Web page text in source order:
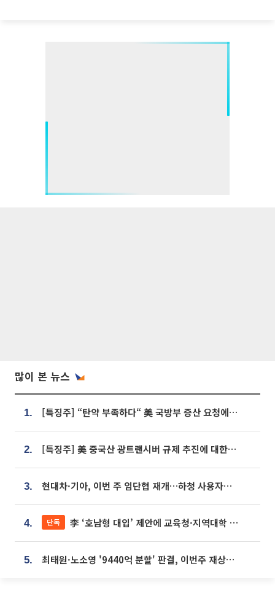
많이 본 뉴스
1. [특징주] “탄약 부족하다“ 美 국방부 증산 요청에⋯국내 방산주 급등세
2. [특징주] 美 중국산 광트랜시버 규제 추진에 대한광통신 등 광통신株 강세
3. 현대차·기아, 이번 주 임단협 재개…하청 사용자성 재심도 ‘변수’
4. 단독 李 ‘호남형 대입’ 제안에 교육청·지역대학 서·논술형 입시 연계 '착수'
5. 최태원·노소영 '9440억 분할' 판결, 이번주 재상고 여부 주목